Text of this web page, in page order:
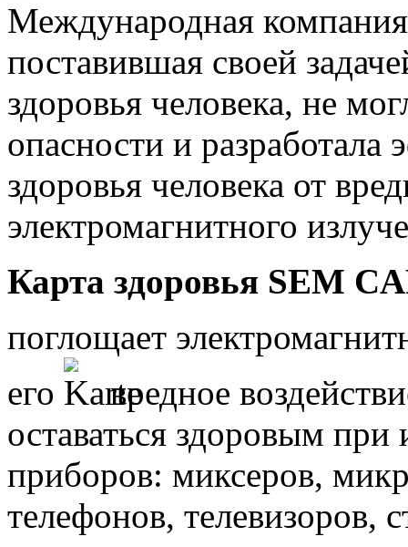
Международная
поставившая своей
здоровья человека, не
опасности и
здоровья человека от
электромагнитного
Карта здоровья SEM
поглощает
его
вредное
оставаться здоровым при
приборов: миксеров,
телефонов, телевизоров,